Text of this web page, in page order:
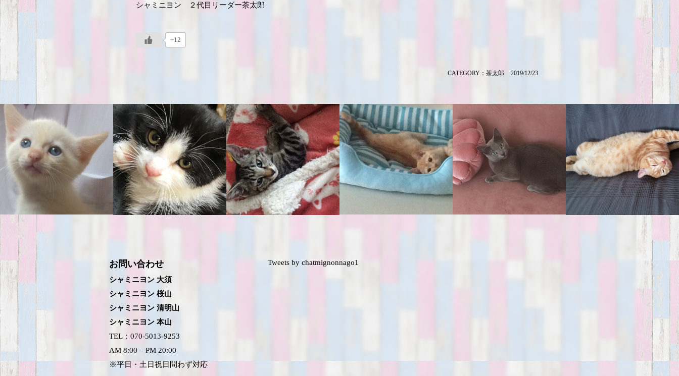
シャミニヨン ２代目リーダー茶太郎
+12
CATEGORY：茶太郎 2019/12/23
お問い合わせ
シャミニヨン 大須
シャミニヨン 桜山
シャミニヨン 清明山
シャミニヨン 本山
TEL：070-5013-9253
AM 8:00 – PM 20:00
※平日・土日祝日問わず対応
Tweets by chatmignonnago1